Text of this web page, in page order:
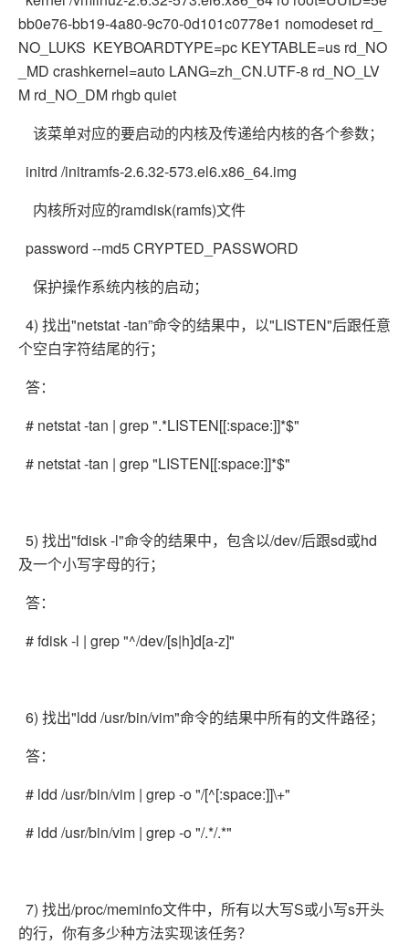
bb0e76-bb19-4a80-9c70-0d101c0778e1 nomodeset rd_
NO_LUKS KEYBOARDTYPE=pc KEYTABLE=us rd_NO
_MD crashkernel=auto LANG=zh_CN.UTF-8 rd_NO_LV
M rd_NO_DM rhgb quiet
该菜单对应的要启动的内核及传递给内核的各个参数；
initrd /initramfs-2.6.32-573.el6.x86_64.img
内核所对应的ramdisk(ramfs)文件
password --md5 CRYPTED_PASSWORD
保护操作系统内核的启动；
4) 找出"netstat -tan”命令的结果中，以"LISTEN"后跟任意
个空白字符结尾的行；
答：
# netstat -tan | grep ".*LISTEN[[:space:]]*$"
# netstat -tan | grep "LISTEN[[:space:]]*$"
5) 找出"fdisk -l"命令的结果中，包含以/dev/后跟sd或hd
及一个小写字母的行；
答：
# fdisk -l | grep "^/dev/[s|h]d[a-z]"
6) 找出"ldd /usr/bin/vim"命令的结果中所有的文件路径；
答：
# ldd /usr/bin/vim | grep -o "/[^[:space:]]\+"
# ldd /usr/bin/vim | grep -o "/.*/.*"
7) 找出/proc/meminfo文件中，所有以大写S或小写s开头
的行，你有多少种方法实现该任务？